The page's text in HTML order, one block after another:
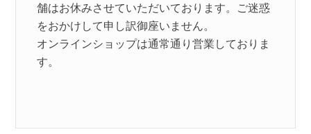
舗はお休みさせていただいております。ご迷惑
をおかけして申し訳御座いません。
オンラインショップは通常通り営業しておりま
す。